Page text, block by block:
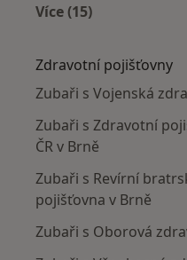
Více (15)
Zdravotní pojišťovny
Zubaři s Vojenská
Zubaři s Zdravotní
ČR v Brně
Zubaři s Revírní
pojišťovna v Brně
Zubaři s Oborová